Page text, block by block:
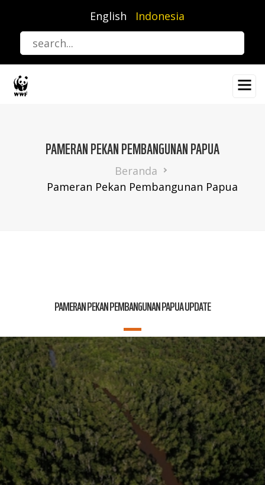
utama
English Indonesia
PAMERAN PEKAN PEMBANGUNAN PAPUA
Beranda
Pameran Pekan Pembangunan Papua
PAMERAN PEKAN PEMBANGUNAN PAPUA UPDATE